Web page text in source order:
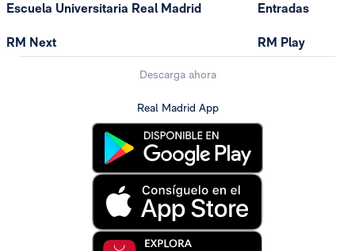
Escuela Universitaria Real Madrid
RM Next
Entradas
RM Play
Descarga ahora
Real Madrid App